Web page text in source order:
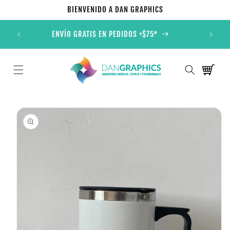
al contenido
BIENVENIDO A DAN GRAPHICS
ENVÍO GRATIS EN PEDIDOS +$75*
Carrito
directamente
a la
información